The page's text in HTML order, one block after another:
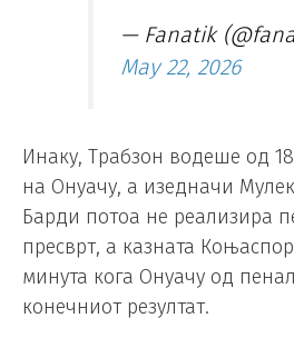
— Fanatik
May 22, 2026
Инаку, Трабзон водеше од
на Онуачу, а изедначи
Барди потоа не реализира
пресврт, а казната
минута кога Онуачу од
конечниот резултат.